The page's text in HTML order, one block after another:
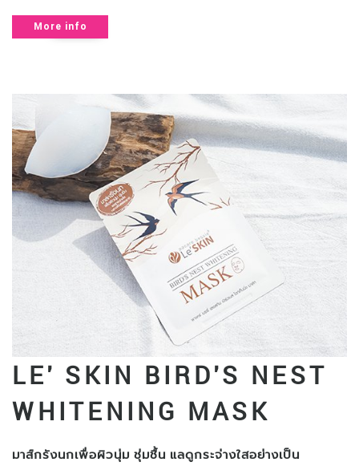
More info
LE' SKIN BIRD'S NEST
WHITENING MASK
มาส์กรังนกเพื่อผิวนุ่ม ชุ่มชื้น แลดูกระจ่างใสอย่างเป็น